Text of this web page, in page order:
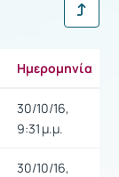
Ημερομηνία
30/10/16,
9:31 μ.μ.
30/10/16,